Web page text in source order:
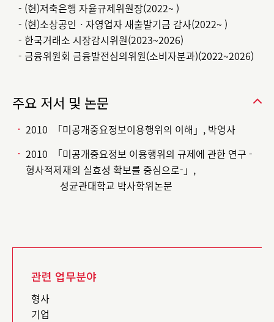
- (현)저축은행 자율규제위원장(2022~ )
- (현)소상공인ㆍ자영업자 새출발기금 감사(2022~ )
- 한국거래소 시장감시위원(2023~2026)
- 금융위원회 금융발전심의위원(소비자분과)(2022~2026)
주요 저서 및 논문
2010 「미공개중요정보이용행위의 이해」, 박영사
2010 「미공개중요정보 이용행위의 규제에 관한 연구 -
형사적제재의 실효성 확보를 중심으로-」,
성균관대학교 박사학위논문
관련 업무분야
형사
기업